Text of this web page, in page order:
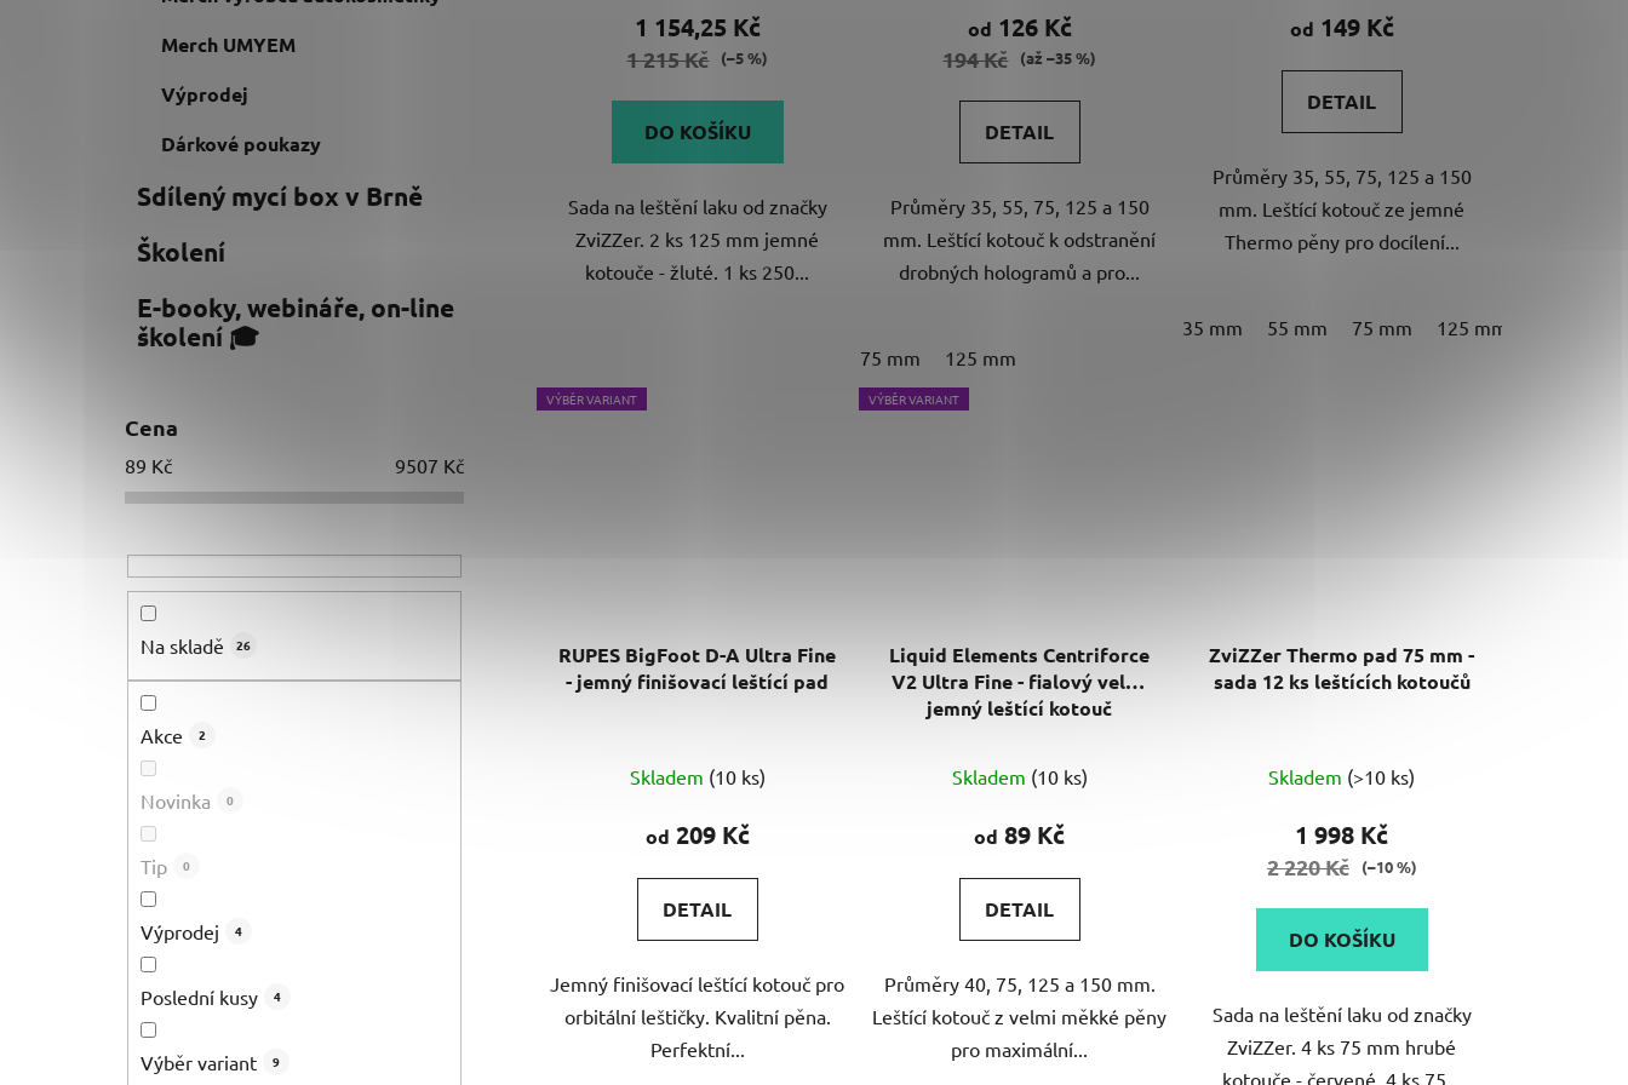
Merch UMYEM
Výprodej
Dárkové poukazy
Sdílený mycí box v Brně
Školení
E-booky, webináře, on-line
školení 🎓
Cena
89 Kč 9507 Kč
Na skladě 26
Akce 2
Novinka 0
Tip 0
Výprodej 4
Poslední kusy 4
Výběr variant 9
produktu
je
5
1 154,25 Kč
1 215 Kč (–5 %)
DO KOŠÍKU
Sada na leštění laku od značky
ZviZZer. 2 ks 125 mm jemné
kotouče - žluté. 1 ks 250...
od 126 Kč
194 Kč (až –35 %)
DETAIL
Průměry 35, 55, 75, 125 a 150
mm. Leštící kotouč k odstranění
drobných hologramů a pro...
75 mm 125 mm
od 149 Kč
DETAIL
Průměry 35, 55, 75, 125 a 150
mm. Leštící kotouč ze jemné
Thermo pěny pro docílení...
35 mm 55 mm 75 mm 125 mm
VÝBĚR VARIANT
RUPES BigFoot D-A Ultra Fine
- jemný finišovací leštící pad
hodnocení
produktu
5,0
z
hvězdiček.
Skladem (10 ks)
od 209 Kč
DETAIL
Jemný finišovací leštící kotouč pro
orbitální leštičky. Kvalitní pěna.
Perfektní...
VÝBĚR VARIANT
Liquid Elements Centriforce
V2 Ultra Fine - fialový velmi
jemný leštící kotouč
hodnocení
produktu
5,0
z
hvězdiček.
Skladem (10 ks)
od 89 Kč
DETAIL
Průměry 40, 75, 125 a 150 mm.
Leštící kotouč z velmi měkké pěny
pro maximální...
ZviZZer Thermo pad 75 mm -
sada 12 ks leštících kotoučů
Skladem (>10 ks)
1 998 Kč
2 220 Kč (–10 %)
DO KOŠÍKU
Sada na leštění laku od značky
ZviZZer. 4 ks 75 mm hrubé
kotouče - červené. 4 ks 75...